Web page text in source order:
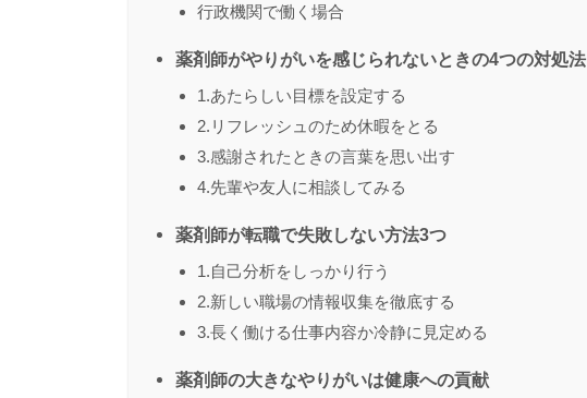
行政機関で働く場合
薬剤師がやりがいを感じられないときの4つの対処法
1.あたらしい目標を設定する
2.リフレッシュのため休暇をとる
3.感謝されたときの言葉を思い出す
4.先輩や友人に相談してみる
薬剤師が転職で失敗しない方法3つ
1.自己分析をしっかり行う
2.新しい職場の情報収集を徹底する
3.長く働ける仕事内容か冷静に見定める
薬剤師の大きなやりがいは健康への貢献